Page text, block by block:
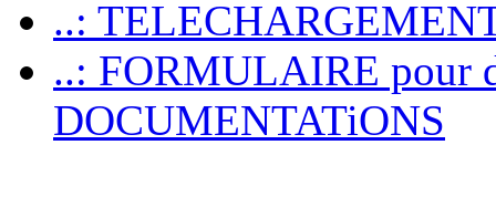
..:
..: FORMULAIRE pour
DOCUMENTATiONS